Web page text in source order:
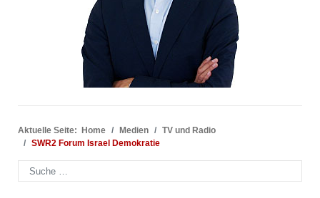
Aktuelle Seite: Home Medien
TV und Radio
SWR2 Forum Israel Demokratie
Suchen